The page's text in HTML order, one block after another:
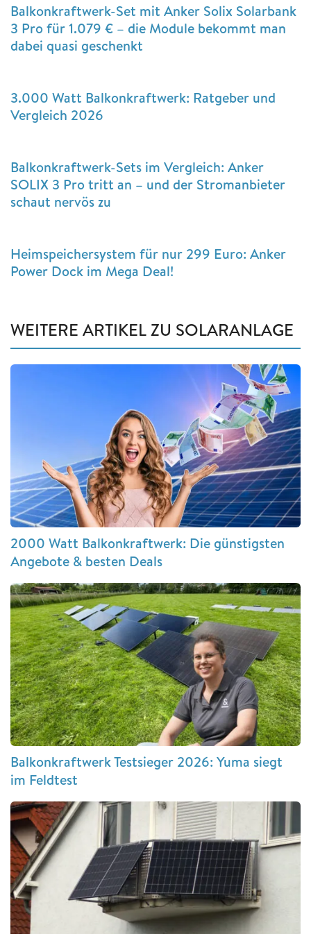
Balkonkraftwerk-Set mit Anker Solix Solarbank
3 Pro für 1.079 € – die Module bekommt man
dabei quasi geschenkt
3.000 Watt Balkonkraftwerk: Ratgeber und
Vergleich 2026
Balkonkraftwerk-Sets im Vergleich: Anker
SOLIX 3 Pro tritt an – und der Stromanbieter
schaut nervös zu
Heimspeichersystem für nur 299 Euro: Anker
Power Dock im Mega Deal!
WEITERE ARTIKEL ZU SOLARANLAGE
2000 Watt Balkonkraftwerk: Die günstigsten
Angebote & besten Deals
Balkonkraftwerk Testsieger 2026: Yuma siegt
im Feldtest